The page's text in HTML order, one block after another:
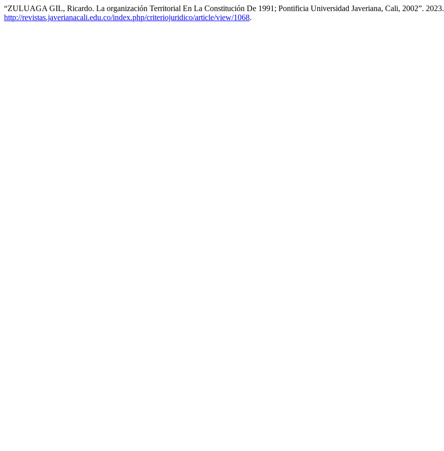
“ZULUAGA GIL, Ricardo. La organización Territorial En La Constitución De 1991; Pontificia Universidad Javeriana, Cali, 2002”. 2023.
http://revistas.javerianacali.edu.co/index.php/criteriojuridico/article/view/1068.